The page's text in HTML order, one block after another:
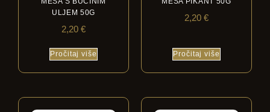
ULJEM 50G
2,20 €
Pročitaj više
2,20 €
Pročitaj više